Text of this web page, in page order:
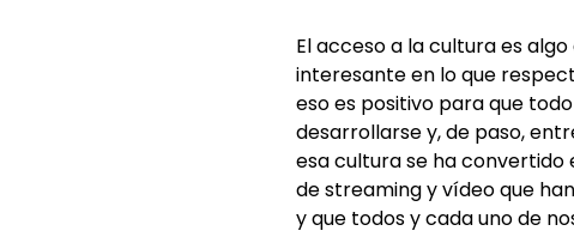
El acceso a la cultura es
interesante en lo que
eso es positivo para que
desarrollarse y, de paso,
esa cultura se ha
de streaming y vídeo que
y que todos y cada uno de